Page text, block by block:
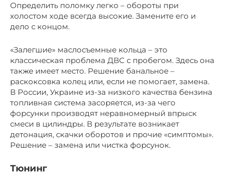
Определить поломку легко – обороты при
холостом ходе всегда высокие. Замените его и
дело с концом.
«Залегшие» маслосъемные кольца – это
классическая проблема ДВС с пробегом. Здесь она
также имеет место. Решение банальное –
раскоксовка колец или, если не помогает, замена.
В России, Украине из-за низкого качества бензина
топливная система засоряется, из-за чего
форсунки производят неравномерный впрыск
смеси в цилиндры. В результате возникает
детонация, скачки оборотов и прочие «симптомы».
Решение – замена или чистка форсунок.
Тюнинг